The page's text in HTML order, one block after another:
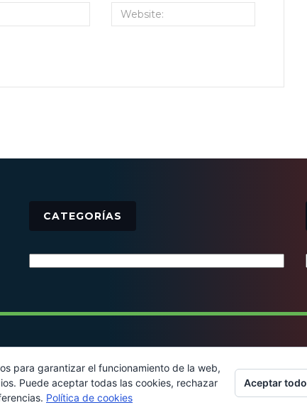
CATEGORÍAS
© 2016 - Todos los derechos reservados
para garantizar el funcionamiento de la web,
Puede aceptar todas las cookies, rechazar
Política de cookies
Aceptar todo